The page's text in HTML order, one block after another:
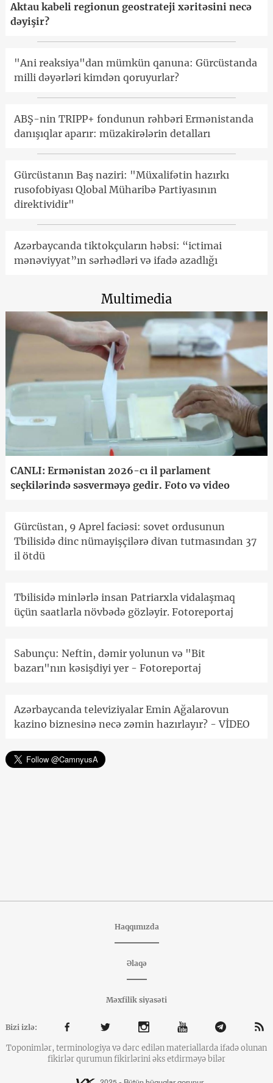
Aktau kabeli regionun geostrateji xəritəsini necə
dəyişir?
"Ani reaksiya"dan mümkün qanuna: Gürcüstanda
milli dəyərləri kimdən qoruyurlar?
ABŞ-nin TRIPP+ fondunun rəhbəri Ermənistanda
danışıqlar aparır: müzakirələrin detalları
Gürcüstanın Baş naziri: "Müxalifətin hazırkı
rusofobiyası Qlobal Müharibə Partiyasının
direktividir"
Azərbaycanda tiktokçuların həbsi: “ictimai
mənəviyyat”ın sərhədləri və ifadə azadlığı
Multimedia
CANLI: Ermənistan 2026-cı il parlament
seçkilərində səsverməyə gedir. Foto və video
Gürcüstan, 9 Aprel faciəsi: sovet ordusunun
Tbilisidə dinc nümayişçilərə divan tutmasından 37
il ötdü
Tbilisidə minlərlə insan Patriarxla vidalaşmaq
üçün saatlarla növbədə gözləyir. Fotoreportaj
Sabunçu: Neftin, dəmir yolunun və "Bit
bazarı"nın kəsişdiyi yer - Fotoreportaj
Azərbaycanda televiziyalar Emin Ağalarovun
kazino biznesinə necə zəmin hazırlayır? - VİDEO
Haqqımızda
Əlaqə
Məxfilik siyasəti
Bizi izlə:
Toponimlər, terminologiya və dərc edilən materiallarda ifadə olunan
fikirlər qurumun fikirlərini əks etdirməyə bilər